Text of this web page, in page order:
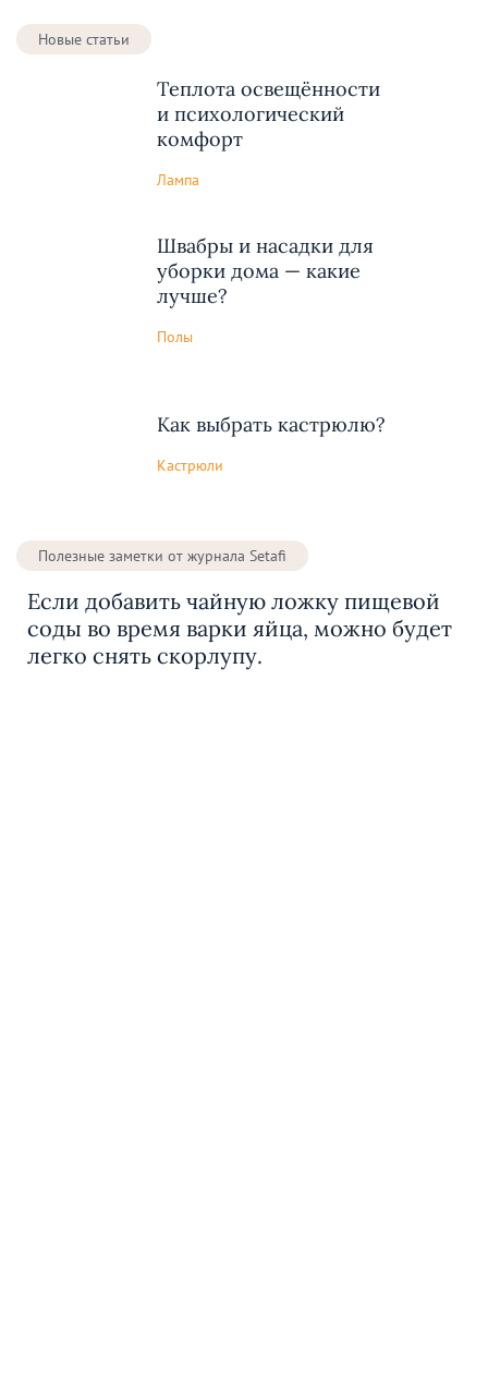
Новые статьи
Теплота освещённости
и психологический
комфорт
Лампа
Швабры и насадки для
уборки дома — какие
лучше?
Полы
Как выбрать кастрюлю?
Кастрюли
Полезные заметки от журнала Setafi